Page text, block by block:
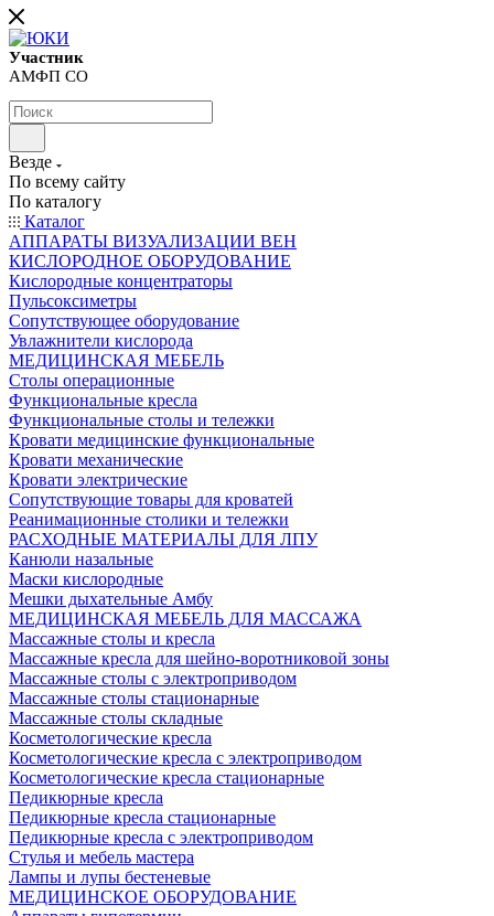
Участник
АМФП СО
Везде
По всему сайту
По каталогу
Каталог
АППАРАТЫ ВИЗУАЛИЗАЦИИ ВЕН
КИСЛОРОДНОЕ ОБОРУДОВАНИЕ
Кислородные концентраторы
Пульсоксиметры
Сопутствующее оборудование
Увлажнители кислорода
МЕДИЦИНСКАЯ МЕБЕЛЬ
Столы операционные
Функциональные кресла
Функциональные столы и тележки
Кровати медицинские функциональные
Кровати механические
Кровати электрические
Сопутствующие товары для кроватей
Реанимационные столики и тележки
РАСХОДНЫЕ МАТЕРИАЛЫ ДЛЯ ЛПУ
Канюли назальные
Маски кислородные
Мешки дыхательные Амбу
МЕДИЦИНСКАЯ МЕБЕЛЬ ДЛЯ МАССАЖА
Массажные столы и кресла
Массажные кресла для шейно-воротниковой зоны
Массажные столы с электроприводом
Массажные столы стационарные
Массажные столы складные
Косметологические кресла
Косметологические кресла с электроприводом
Косметологические кресла стационарные
Педикюрные кресла
Педикюрные кресла стационарные
Педикюрные кресла с электроприводом
Стулья и мебель мастера
Лампы и лупы бестеневые
МЕДИЦИНСКОЕ ОБОРУДОВАНИЕ